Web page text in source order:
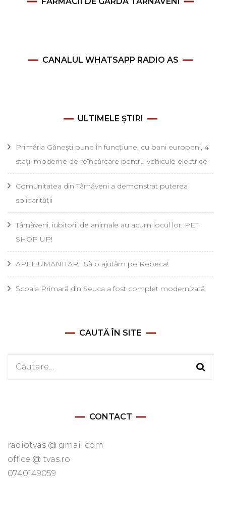
CANALUL WHATSAPP RADIO AS
ULTIMELE ȘTIRI
Primăria Gănești pune în funcțiune, cu bani europeni, 4
stații moderne de reîncărcare pentru vehicule electrice
Comunitatea din Târnăveni a demonstrat puterea
solidarității
Târnăveni, iubitorii de animale au acum locul lor: PET
SHOP UP!
APEL UMANITAR : Să o ajutăm pe Rebeca!
Școala Primară din Seuca a fost complet modernizată
CAUTĂ ÎN SITE
Caută
CONTACT
radiotvas @ gmail.com
office @ tvas.ro
0740149059